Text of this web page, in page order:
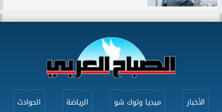
الأخبار ميديا وتوك شو الرياضة الحوادث